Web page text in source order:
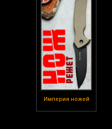
Империя ножей